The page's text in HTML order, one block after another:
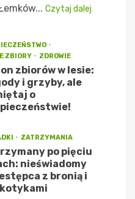
Czytaj dalej
ZBIORY
ZDROWIE
zbiorów w lesie:
i grzyby, ale
o
ZATRZYMANIA
po pięciu
nieświadomy
z bronią i